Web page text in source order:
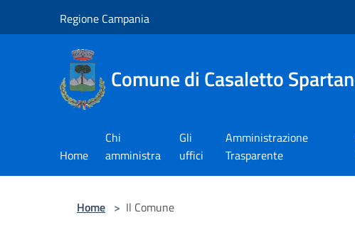
Regione Campania
Comune di Casaletto
Home
Chi
amministra
Gli
uffici
Amministrazione
Trasparente
Home > Il Comune